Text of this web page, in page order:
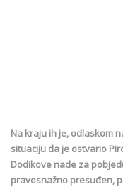
Na kraju ih je, odlaskom
situaciju da je ostvario
Dodikove nade za
pravosnažno presuđen,